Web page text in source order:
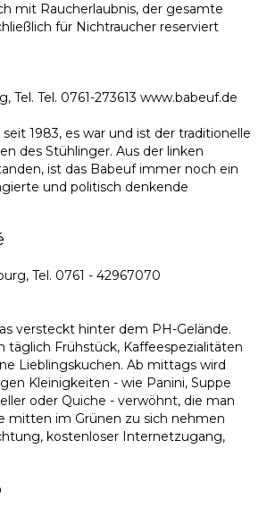
mit Raucherlaubnis, der gesamte
für Nichtraucher reserviert
Tel. Tel. 0761-273613 www.babeuf.de
1983, es war und ist der traditionelle
des Stühlinger. Aus der linken
ist das Babeuf immer noch ein
und politisch denkende
Tel. 0761 - 42967070
versteckt hinter dem PH-Gelände.
täglich Frühstück, Kaffeespezialitäten
Lieblingskuchen. Ab mittags wird
Kleinigkeiten - wie Panini, Suppe
oder Quiche - verwöhnt, die man
mitten im Grünen zu sich nehmen
kostenloser Internetzugang,